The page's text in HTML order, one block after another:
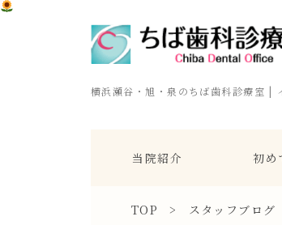
横浜瀬谷・旭・泉のちば歯科診療室 |
当院紹介 初め
TOP > スタッフブログ